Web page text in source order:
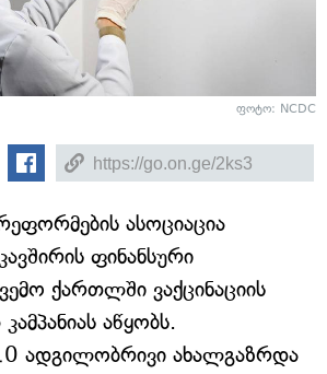
ფოტო: NCDC
ასოციაცია
ფინანსური
ქართლში ვაქცინაციის
აწყობს.
ადგილობრივი ახალგაზრდა